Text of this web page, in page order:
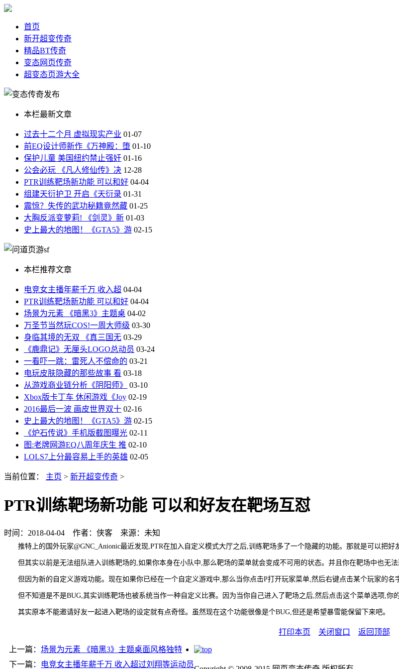
首页
新开超变传奇
精品BT传奇
变态网页传奇
超变态页游大全
本栏最新文章
过去十二个月 虚拟现实产业 01-07
前EQ设计师新作《万神殿：堕 01-10
保护儿童 美国纽约禁止强奸 01-16
公会必玩 《凡人修仙传》决 12-28
PTR训练靶场新功能 可以和好 04-04
组建天衍护卫 开启《天衍录 01-31
震惊？失传的武功秘籍竟然藏 01-25
大胸反派变萝莉! 《剑灵》新 01-03
史上最大的地图！《GTA5》游 02-15
本栏推荐文章
电竞女主播年薪千万 收入超 04-04
PTR训练靶场新功能 可以和好 04-04
场景为元素 《暗黑3》主题桌 04-02
万圣节当然玩COS!一周大师级 03-30
身临其境的无双 《真三国无 03-29
《鹿鼎记》无厘头LOGO总动员 03-24
一看吓一跳：雷死人不偿命的 03-21
电玩皮肤隐藏的那些故事 看 03-18
从游戏商业链分析《阴阳师》
03-10
Xbox版卡丁车 休闲游戏《Joy 02-19
2016最后一波 画皮世界双十 02-16
史上最大的地图！《GTA5》游 02-15
《炉石传说》手机版截图曝光 02-11
图:老牌网游EQ八周年庆生 推 02-10
LOLS7上分最容易上手的英雄 02-05
当前位置： 主页 > 新开超变传奇 >
PTR训练靶场新功能 可以和好友在靶场互怼
时间：2018-04-04 作者：侠客 来源：未知
推特上的国外玩家@GNC_Anionic最近发现,PTR在加入自定义模式大厅之后,训练靶场多了一个隐藏的功能。那就是可以把
但其实以前是无法组队进入训练靶场的,如果你本身在小队中,那么靶场的菜单就会变成不可用的状态。并且你在靶场中也无法
但因为新的自定义游戏功能。现在如果你已经在一个自定义游戏中,那么当你点击P打开玩家菜单,然后右键点击某个玩家的名
但不知道是不是BUG,其实训练靶场也被系统当作一种自定义比赛。因为当你自己进入了靶场之后,然后点击这个菜单选项,你
其实原本不能邀请好友一起进入靶场的设定就有点奇怪。虽然现在这个功能很像是个BUG,但还是希望暴雪能保留下来吧。
打印本页 关闭窗口 返回顶部
上一篇： 场景为元素 《暗黑3》主题桌面风格独特
下一篇：
电竞女主播年薪千万 收入超过刘翔等运动员